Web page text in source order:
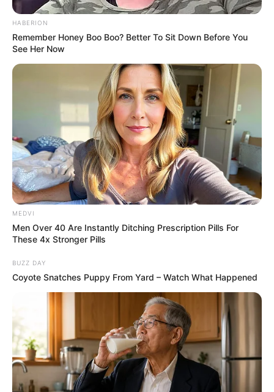
HABERION
Remember Honey Boo Boo? Better To Sit Down Before You
See Her Now
MEDVI
Men Over 40 Are Instantly Ditching Prescription Pills For
These 4x Stronger Pills
BUZZ DAY
Coyote Snatches Puppy From Yard – Watch What Happened